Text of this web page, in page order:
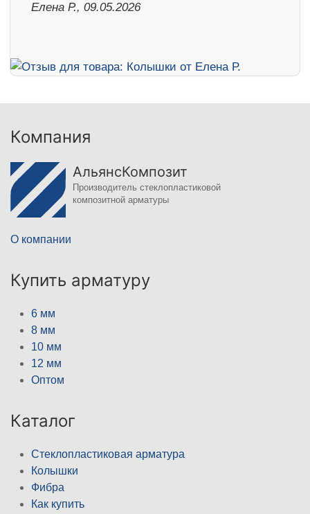
Елена Р., 09.05.2026
Компания
АльянсКомпозит
Производитель стеклопластиковой
композитной арматуры
О компании
Купить арматуру
6 мм
8 мм
10 мм
12 мм
Оптом
Каталог
Стеклопластиковая арматура
Колышки
Фибра
Как купить